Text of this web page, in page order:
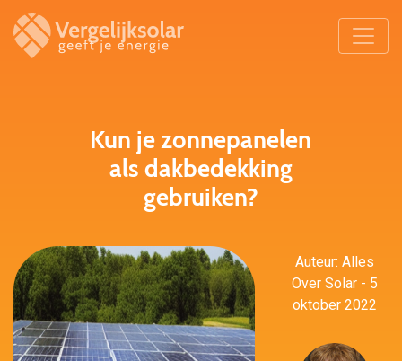
Kun je zonnepanelen
als dakbedekking
gebruiken?
Auteur: Alles
Over Solar - 5
oktober 2022